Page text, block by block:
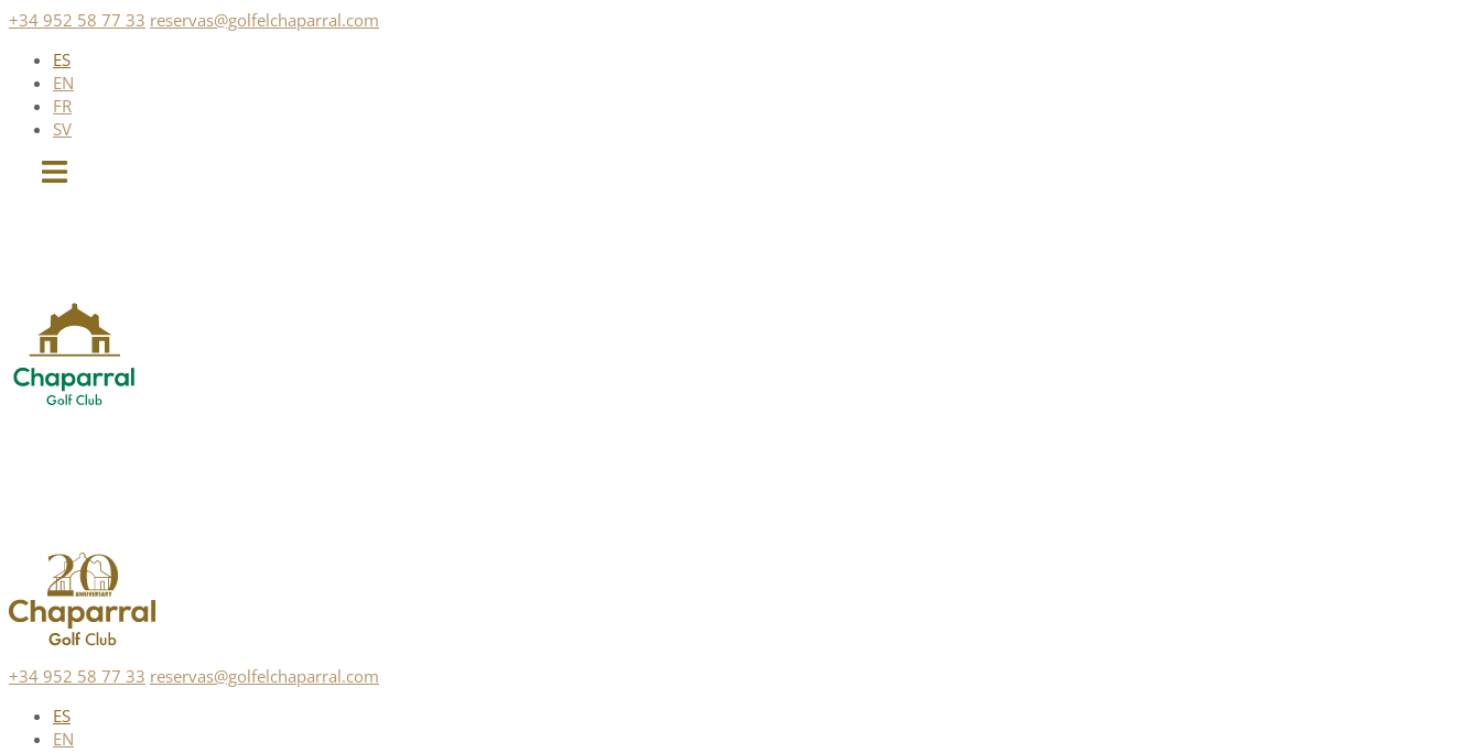
Saltar
contenido
+34 952 58 77 33 reservas@golfelchaparral.com
ES
EN
FR
SV
+34 952 58 77 33 reservas@golfelchaparral.com
ES
EN